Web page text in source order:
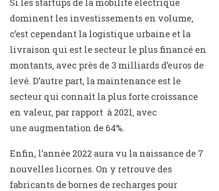
dominent les investissements en volume,
c’est cependant la logistique urbaine et la
livraison qui est le secteur le plus financé en
montants, avec près de 3 milliards d’euros de
levé. D’autre part, la maintenance est le
secteur qui connaît la plus forte croissance
en valeur, par rapport à 2021, avec
une augmentation de 64%.
Enfin, l’année 2022 aura vu la naissance de 7
nouvelles licornes. On y retrouve des
fabricants de bornes de recharges pour